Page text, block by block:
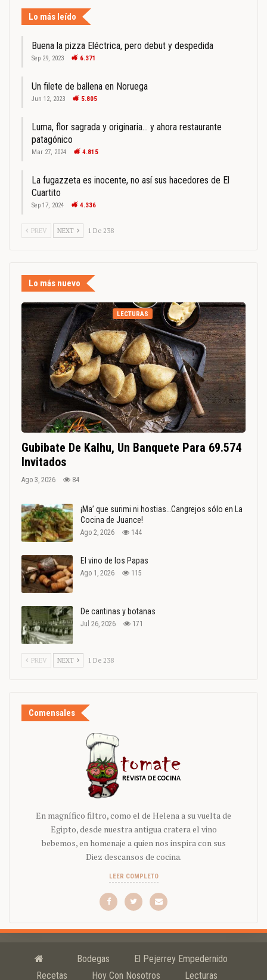
Lo más leído
Buena la pizza Eléctrica, pero debut y despedida
Sep 29, 2023 6.371
Un filete de ballena en Noruega
Jun 12, 2023 5.805
Luma, flor sagrada y originaria… y ahora restaurante
patagónico
Mar 27, 2024 4.815
La fugazzeta es inocente, no así sus hacedores de El
Cuartito
Sep 17, 2024 4.336
PREV NEXT 1 De 238
Lo más nuevo
LECTURAS
Gubibate De Kalhu, Un Banquete Para 69.574
Invitados
Ago 3, 2026 84
¡Ma’ que surimi ni hostias…Cangrejos sólo en La
Cocina de Juance!
Ago 2, 2026 144
El vino de los Papas
Ago 1, 2026 115
De cantinas y botanas
Jul 26, 2026 171
PREV NEXT 1 De 238
Comensales
En magnífico filtro, como el de Helena a su vuelta de
Egipto, desde nuestra antigua cratera el vino
bebemos, en homenaje a quien nos inspira con sus
Diez descansos de cocina.
LEER COMPLETO
Bodegas
El Pejerrey Empedernido
Recetas
Hoy Con Nosotros Lecturas